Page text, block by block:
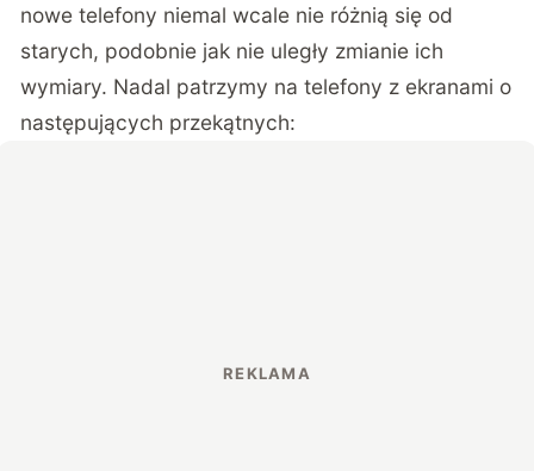
nowe telefony niemal wcale nie różnią się od
starych, podobnie jak nie uległy zmianie ich
wymiary. Nadal patrzymy na telefony z ekranami o
następujących przekątnych: